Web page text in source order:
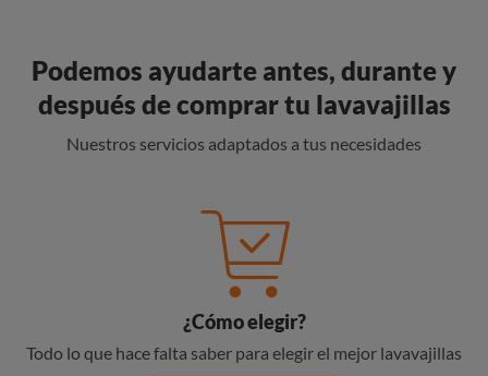
Podemos ayudarte antes, durante y
después de comprar tu lavavajillas
Nuestros servicios adaptados a tus necesidades
¿Cómo elegir?
Todo lo que hace falta saber para elegir el mejor lavavajillas